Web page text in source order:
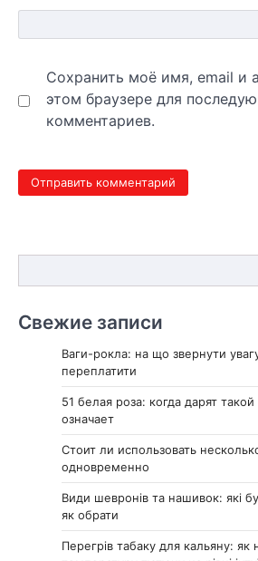
Сохранить моё имя, email и
этом браузере для
комментариев.
Свежие записи
Ваги-рокла: на що звернути
переплатити
51 белая роза: когда дарят
означает
Стоит ли использовать
одновременно
Види шевронів та нашивок: які
як обрати
Перегрів табаку для кальяну: як